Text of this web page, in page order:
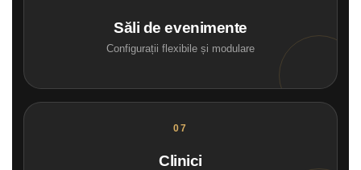
Săli de evenimente
Configurații flexibile și modulare
Clinici